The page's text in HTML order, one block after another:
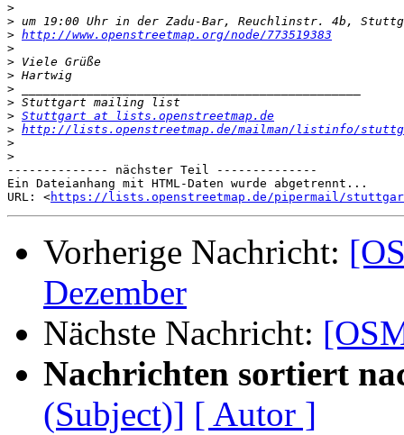
>
>
> http://www.openstreetmap.org/node/773519383
>
>
>
>
>
> Stuttgart at lists.openstreetmap.de
> http://lists.openstreetmap.de/mailman/listinfo/
>
>
-------------- nächster Teil --------------
Ein Dateianhang mit HTML-Daten wurde abgetrennt...
URL: <https://lists.openstreetmap.de/pipermail/stuttgart/
Vorherige Nachricht:
Dezember
Nächste Nachricht:
Nachrichten sortiert
(Subject)] [ Autor ]